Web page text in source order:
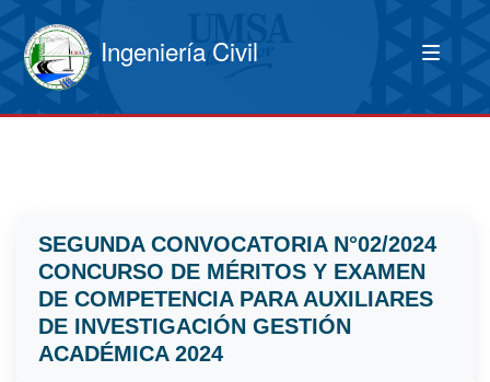
Ingeniería Civil
SEGUNDA CONVOCATORIA N°02/2024
CONCURSO DE MÉRITOS Y EXAMEN
DE COMPETENCIA PARA AUXILIARES
DE INVESTIGACIÓN GESTIÓN
ACADÉMICA 2024